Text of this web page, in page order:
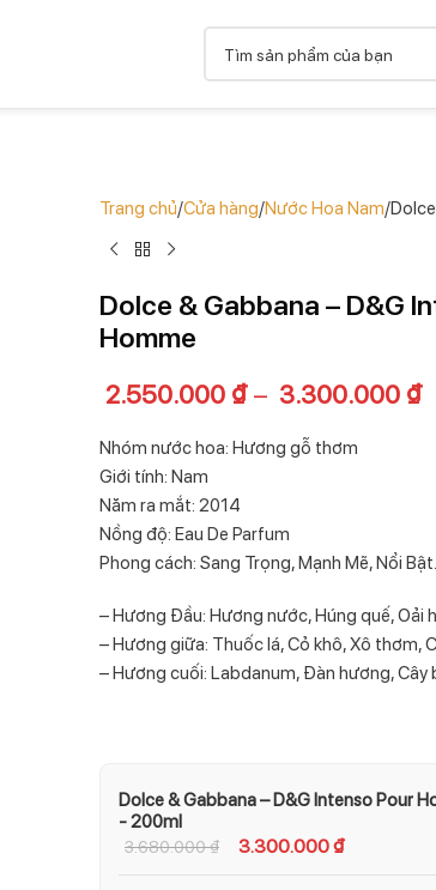
Trang chủ Cửa hàng Nước Hoa Nam
Dolce & Gabbana – D&G
Homme
2.550.000 ₫– 3.300.000 ₫
Nhóm nước hoa: Hương gỗ thơm
Giới tính: Nam
Năm ra mắt: 2014
Nồng độ: Eau De Parfum
Phong cách: Sang Trọng, Mạnh Mẽ, Nổi Bật.
– Hương Đầu: Hương nước, Húng quế, Oải
– Hương giữa: Thuốc lá, Cỏ khô, Xô thơm,
– Hương cuối: Labdanum, Đàn hương, Cây
Dolce & Gabbana – D&G Intenso Pour
- 200ml
3.680.000₫ 3.300.000₫